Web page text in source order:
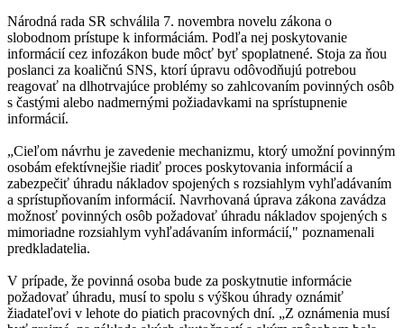
Národná rada SR schválila 7. novembra novelu zákona o
slobodnom prístupe k informáciám. Podľa nej poskytovanie
informácií cez infozákon bude môcť byť spoplatnené. Stoja za ňou
poslanci za koaličnú SNS, ktorí úpravu odôvodňujú potrebou
reagovať na dlhotrvajúce problémy so zahlcovaním povinných osôb
s častými alebo nadmernými požiadavkami na sprístupnenie
informácií.
„Cieľom návrhu je zavedenie mechanizmu, ktorý umožní povinným
osobám efektívnejšie riadiť proces poskytovania informácií a
zabezpečiť úhradu nákladov spojených s rozsiahlym vyhľadávaním
a sprístupňovaním informácií. Navrhovaná úprava zákona zavádza
možnosť povinných osôb požadovať úhradu nákladov spojených s
mimoriadne rozsiahlym vyhľadávaním informácií," poznamenali
predkladatelia.
V prípade, že povinná osoba bude za poskytnutie informácie
požadovať úhradu, musí to spolu s výškou úhrady oznámiť
žiadateľovi v lehote do piatich pracovných dní. „Z oznámenia musí